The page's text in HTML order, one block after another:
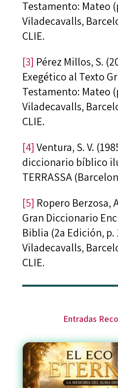
Testamento: Mateo
Viladecavalls,
CLIE.
[3] Pérez Millos, S.
Exegético al Texto
Testamento: Mateo
Viladecavalls,
CLIE.
[4] Ventura, S. V.
diccionario bíblico
TERRASSA
[5] Ropero Berzosa,
Gran Diccionario
Biblia (2a Edición, p.
Viladecavalls,
CLIE.
Entradas